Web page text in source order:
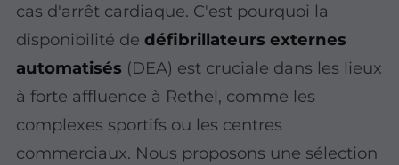
cas d'arrêt cardiaque. C'est pourquoi la
disponibilité dedéfibrillateurs externes
automatisés (DEA) est cruciale dans les lieux
à forte affluence à Rethel, comme les
complexes sportifs ou les centres
commerciaux. Nous proposons une sélection